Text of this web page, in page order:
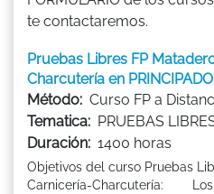
te contactaremos.
Pruebas Libres FP
Charcutería en
Método: Curso FP a
Tematica: PRUEBAS
Duración: 1400 horas
Objetivos del curso Pruebas
Carnicería-Charcutería: Los